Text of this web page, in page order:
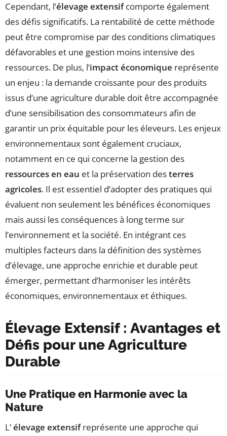
Cependant, l’élevage extensifcomporte également
des défis significatifs. La rentabilité de cette méthode
peut être compromise par des conditions climatiques
défavorables et une gestion moins intensive des
ressources. De plus, l’impact économique représente
un enjeu : la demande croissante pour des produits
issus d’une agriculture durable doit être accompagnée
d’une sensibilisation des consommateurs afin de
garantir un prix équitable pour les éleveurs. Les enjeux
environnementaux sont également cruciaux,
notamment en ce qui concerne la gestion des
ressources en eau et la préservation desterres
agricoles. Il est essentiel d’adopter des pratiques qui
évaluent non seulement les bénéfices économiques
mais aussi les conséquences à long terme sur
l’environnement et la société. En intégrant ces
multiples facteurs dans la définition des systèmes
d’élevage, une approche enrichie et durable peut
émerger, permettant d’harmoniser les intérêts
économiques, environnementaux et éthiques.
Élevage Extensif : Avantages et
Défis pour une Agriculture
Durable
Une Pratique en Harmonie avec la
Nature
L’élevage extensifreprésente une approche qui